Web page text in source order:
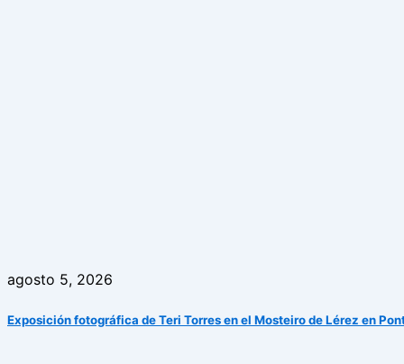
agosto 5, 2026
Exposición fotográfica de Teri Torres en el Mosteiro de Lérez en